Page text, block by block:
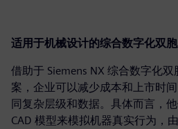
适用于机械设计的综合数字化双
借助于 Siemens NX 综合数字化
案，企业可以减少成本和上市时
同复杂层级和数据。具体而言，
CAD 模型来模拟机器真实行为，